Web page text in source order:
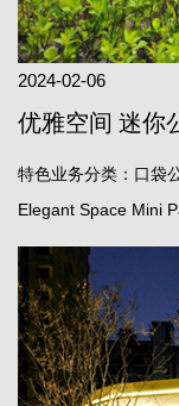
2024-02-06
优雅空间 迷
特色业务分类：口袋
Elegant Space Mini